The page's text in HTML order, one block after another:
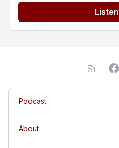
Listen
Podcast
About